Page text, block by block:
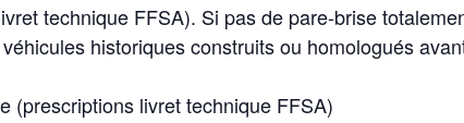
technique FFSA). Si pas de pare-brise
historiques construits ou homologués
(prescriptions livret technique FFSA)